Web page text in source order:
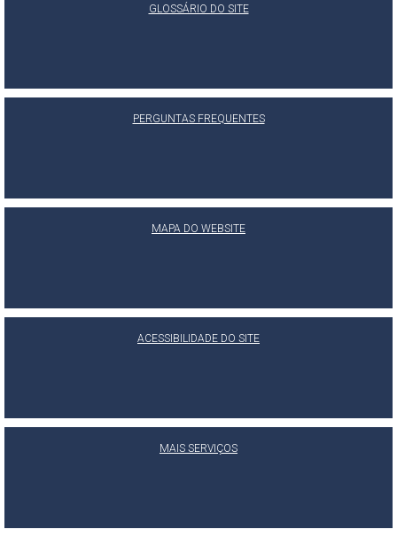
GLOSSÁRIO DO SITE
PERGUNTAS FREQUENTES
MAPA DO WEBSITE
ACESSIBILIDADE DO SITE
MAIS SERVIÇOS